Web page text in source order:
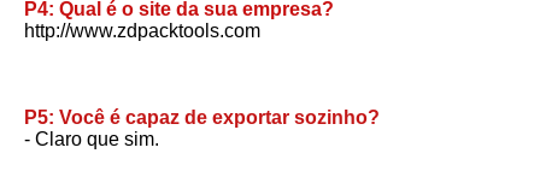
P4: Qual é o site da sua empresa?
http://www.zdpacktools.com
P5: Você é capaz de exportar sozinho?
- Claro que sim.